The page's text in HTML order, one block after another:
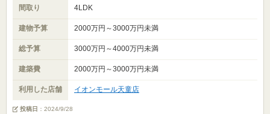
間取り 4LDK
建物予算 2000万円～3000万円未満
総予算 3000万円～4000万円未満
建築費 2000万円～3000万円未満
利用した店舗 イオンモール天童店
投稿日 ： 2024/9/28